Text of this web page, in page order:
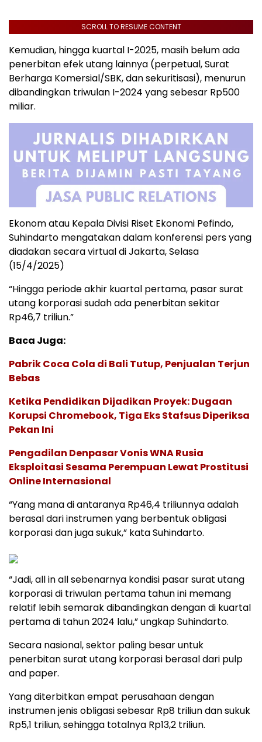
SCROLL TO RESUME CONTENT
Kemudian, hingga kuartal I-2025, masih belum ada
penerbitan efek utang lainnya (perpetual, Surat
Berharga Komersial/SBK, dan sekuritisasi), menurun
dibandingkan triwulan I-2024 yang sebesar Rp500
miliar.
Ekonom atau Kepala Divisi Riset Ekonomi Pefindo,
Suhindarto mengatakan dalam konferensi pers yang
diadakan secara virtual di Jakarta, Selasa
(15/4/2025)
“Hingga periode akhir kuartal pertama, pasar surat
utang korporasi sudah ada penerbitan sekitar
Rp46,7 triliun.”
Baca Juga:
Pabrik Coca Cola di Bali Tutup, Penjualan Terjun
Bebas
Ketika Pendidikan Dijadikan Proyek: Dugaan
Korupsi Chromebook, Tiga Eks Stafsus Diperiksa
Pekan Ini
Pengadilan Denpasar Vonis WNA Rusia
Eksploitasi Sesama Perempuan Lewat Prostitusi
Online Internasional
“Yang mana di antaranya Rp46,4 triliunnya adalah
berasal dari instrumen yang berbentuk obligasi
korporasi dan juga sukuk,” kata Suhindarto.
“Jadi, all in all sebenarnya kondisi pasar surat utang
korporasi di triwulan pertama tahun ini memang
relatif lebih semarak dibandingkan dengan di kuartal
pertama di tahun 2024 lalu,” ungkap Suhindarto.
Secara nasional, sektor paling besar untuk
penerbitan surat utang korporasi berasal dari pulp
and paper.
Yang diterbitkan empat perusahaan dengan
instrumen jenis obligasi sebesar Rp8 triliun dan sukuk
Rp5,1 triliun, sehingga totalnya Rp13,2 triliun.